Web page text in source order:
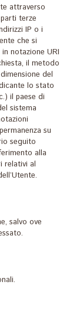
attraverso
terze
IP o i
che si
notazione URI
il metodo
del
lo stato
il paese di
sistema
su
seguito
alla
relativi al
salvo ove